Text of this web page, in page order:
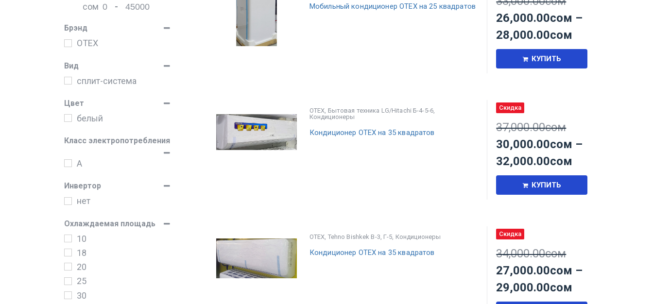
сом
Мин. цена
-
Макс. цена
Брэнд
OTEX
Вид
сплит-система
Цвет
белый
Класс электропотребления
A
Инвертор
нет
Охлаждаемая площадь
10
18
20
25
30
Мобильный кондиционер OTEX на 25 квадратов
26,000.00сом –
28,000.00сом
КУПИТЬ
OTEX, Бытовая техника LG/Hitachi Б-4-5-6,
Кондиционеры
Кондиционер OTEX на 35 квадратов
Скидка
37,000.00сом
30,000.00сом –
32,000.00сом
КУПИТЬ
OTEX, Tehno Bishkek В-3, Г-5, Кондиционеры
Кондиционер OTEX на 35 квадратов
Скидка
34,000.00сом
27,000.00сом –
29,000.00сом